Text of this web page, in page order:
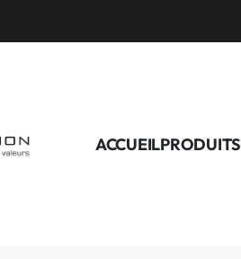
du Home Cinéma
ACCUEILPRODUITS